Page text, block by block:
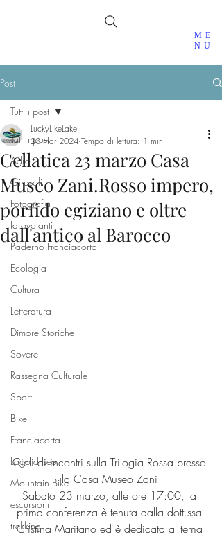
ME
NU
Post
Tutti i post
Adro
Girasoli
Fotografia
Idrovolanti
Paderno Franciacorta
Ecologia
Cultura
Letteratura
Dimore Storiche
Sovere
Rassegna Culturale
Sport
Bike
Franciacorta
Lago d'Iseo
Mountain Bike
escursioni
trekking
Tutti i post
Cellatica 23 marzo Casa
Museo Zani.Rosso impero,
porfido egiziano e oltre
dall'antico al Barocco
LuckyLikeLake
20 mar 2024 Tempo di lettura: 1 min
Cicli di incontri sulla Trilogia Rossa presso
la Casa Museo Zani
Sabato 23 marzo, alle ore 17:00, la
prima conferenza è tenuta dalla dott.ssa
Cristina Maritano ed è dedicata al tema